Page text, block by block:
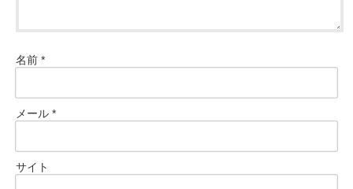
名前 *
メール *
サイト